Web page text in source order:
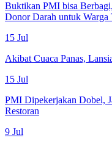
Buktikan PMI bisa
Donor Darah untuk Warga
15 Jul
Akibat Cuaca Panas,
15 Jul
PMI Dipekerjakan Dobel,
Restoran
9 Jul